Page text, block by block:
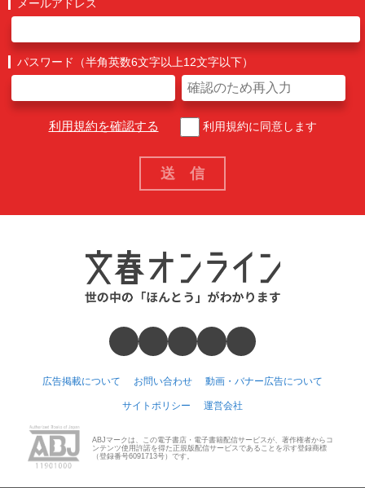
メールアドレス
パスワード（半角英数6文字以上12文字以下）
利用規約を確認する 利用規約に同意します
広告掲載について お問い合わせ 動画・バナー広告について
サイトポリシー 運営会社
ABJマークは、この電子書店・電子書籍配信サービスが、著作権者からコ
ンテンツ使用許諾を得た正規版配信サービスであることを示す登録商標
（登録番号6091713号）です。